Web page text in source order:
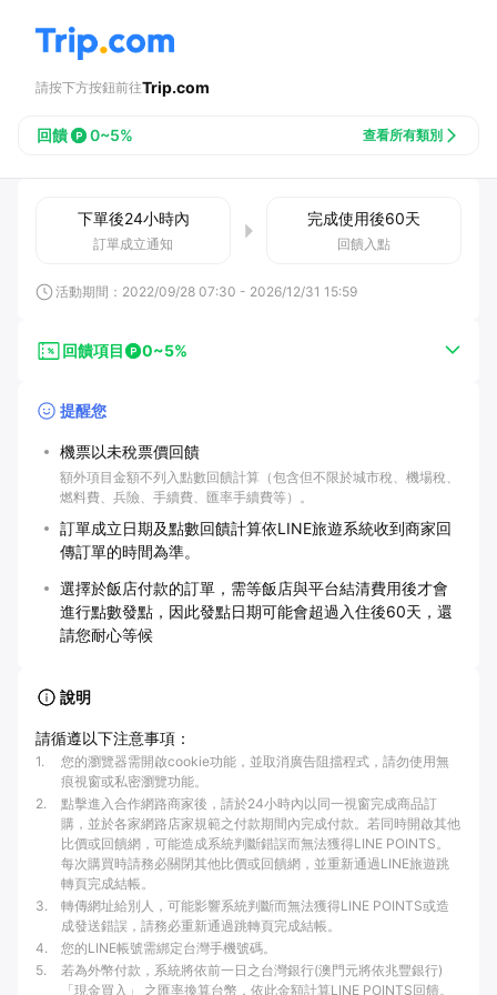
請按下方按鈕前往Trip.com
回饋 0~5% 查看所有類別
下單後24小時內
訂單成立通知
完成使用後60天
回饋入點
活動期間： 2022/09/28 07:30 - 2026/12/31 15:59
回饋項目 0~5%
提醒您
機票以未稅票價回饋
額外項目金額不列入點數回饋計算（包含但不限於城市稅、機場稅、
燃料費、兵險、手續費、匯率手續費等）。
訂單成立日期及點數回饋計算依LINE旅遊系統收到商家回
傳訂單的時間為準。
選擇於飯店付款的訂單，需等飯店與平台結清費用後才會
進行點數發點，因此發點日期可能會超過入住後60天，還
請您耐心等候
說明
請循遵以下注意事項：
1.
您的瀏覽器需開啟cookie功能，並取消廣告阻擋程式，請勿使用無
痕視窗或私密瀏覽功能。
2.
點擊進入合作網路商家後，請於24小時內以同一視窗完成商品訂
購，並於各家網路店家規範之付款期間內完成付款。若同時開啟其他
比價或回饋網，可能造成系統判斷錯誤而無法獲得LINE POINTS。
每次購買時請務必關閉其他比價或回饋網，並重新通過LINE旅遊跳
轉頁完成結帳。
3.
轉傳網址給別人，可能影響系統判斷而無法獲得LINE POINTS或造
成發送錯誤，請務必重新通過跳轉頁完成結帳。
4.
您的LINE帳號需綁定台灣手機號碼。
5.
若為外幣付款，系統將依前一日之台灣銀行(澳門元將依兆豐銀行)
「現金買入」 之匯率換算台幣，依此金額計算LINE POINTS回饋。